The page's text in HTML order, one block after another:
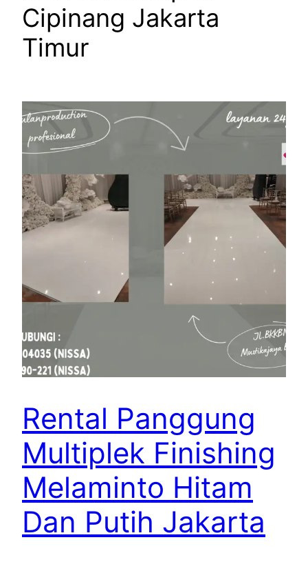
Cipinang Jakarta
Timur
Rental Panggung
Multiplek Finishing
Melaminto Hitam
Dan Putih Jakarta